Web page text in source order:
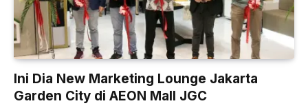
Ini Dia New Marketing Lounge Jakarta
Garden City di AEON Mall JGC